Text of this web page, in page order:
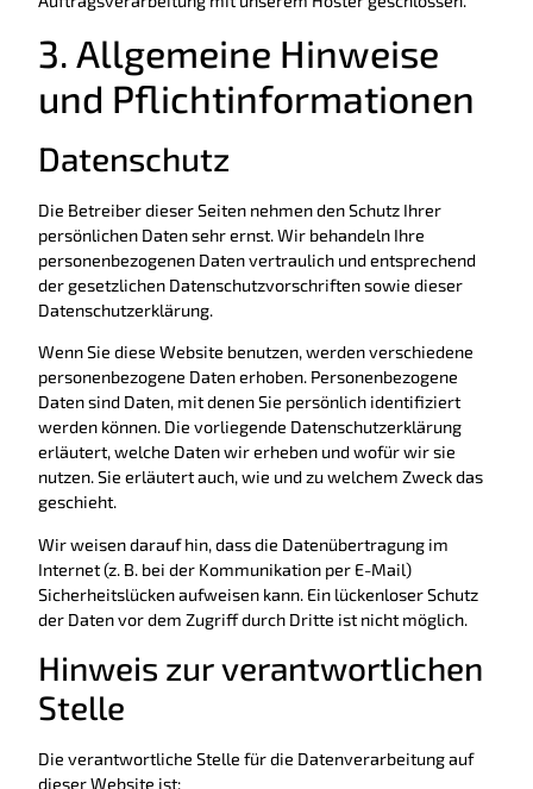
3. Allgemeine Hinweise
und Pflicht­informationen
Datenschutz
Die Betreiber dieser Seiten nehmen den Schutz Ihrer
persönlichen Daten sehr ernst. Wir behandeln Ihre
personenbezogenen Daten vertraulich und entsprechend
der gesetzlichen Datenschutzvorschriften sowie dieser
Datenschutzerklärung.
Wenn Sie diese Website benutzen, werden verschiedene
personenbezogene Daten erhoben. Personenbezogene
Daten sind Daten, mit denen Sie persönlich identifiziert
werden können. Die vorliegende Datenschutzerklärung
erläutert, welche Daten wir erheben und wofür wir sie
nutzen. Sie erläutert auch, wie und zu welchem Zweck das
geschieht.
Wir weisen darauf hin, dass die Datenübertragung im
Internet (z. B. bei der Kommunikation per E-Mail)
Sicherheitslücken aufweisen kann. Ein lückenloser Schutz
der Daten vor dem Zugriff durch Dritte ist nicht möglich.
Hinweis zur verantwortlichen
Stelle
Die verantwortliche Stelle für die Datenverarbeitung auf
dieser Website ist: